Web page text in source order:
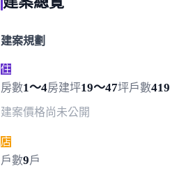
建案規劃
住
房數1～4房建坪19～47坪戶數419
建案價格尚未公開
店
戶數9戶